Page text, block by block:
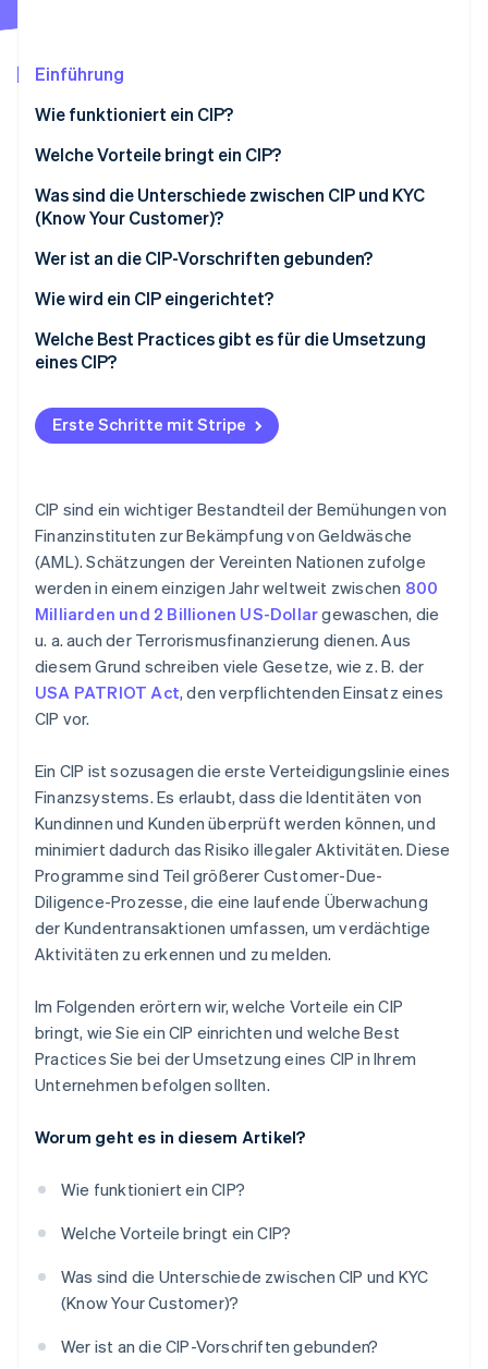
CO₂-Entnahme
Identity
Online-Identitätsprüfung
Stripe-Sessions 2026
Erfahren Sie, wie Stripe Lösungen für die
Jetzt ansehen
Einführung
Wie funktioniert ein CIP?
Welche Vorteile bringt ein CIP?
Was sind die Unterschiede zwischen CIP und KYC
(Know Your Customer)?
Kundenidentifikationsprogramm (CIP)
Know Your Customer (KYC)
Beispiel: CIP und KYC in der Praxis
Wer ist an die CIP-Vorschriften gebunden?
Wie wird ein CIP eingerichtet?
Schriftliche Ausarbeitung der CIP-Grundsätze
Identitätsüberprüfung
Dokumentation und Archivierung
Kontinuierliche Verwaltung des CIP
Welche Best Practices gibt es für die Umsetzung
eines CIP?
Technische Empfehlungen
Operative Empfehlungen
Erste Schritte mit Stripe
CIP sind ein wichtiger Bestandteil der Bemühungen von
Finanzinstituten zur Bekämpfung von Geldwäsche
(AML). Schätzungen der Vereinten Nationen zufolge
werden in einem einzigen Jahr weltweit zwischen 800
Milliarden und 2 Billionen US-Dollargewaschen, die
u. a. auch der Terrorismusfinanzierung dienen. Aus
diesem Grund schreiben viele Gesetze, wie z. B. der
USA PATRIOT Act, den verpflichtenden Einsatz eines
CIP vor.
Ein CIP ist sozusagen die erste Verteidigungslinie eines
Finanzsystems. Es erlaubt, dass die Identitäten von
Kundinnen und Kunden überprüft werden können, und
minimiert dadurch das Risiko illegaler Aktivitäten. Diese
Programme sind Teil größerer Customer-Due-
Diligence-Prozesse, die eine laufende Überwachung
der Kundentransaktionen umfassen, um verdächtige
Aktivitäten zu erkennen und zu melden.
Im Folgenden erörtern wir, welche Vorteile ein CIP
bringt, wie Sie ein CIP einrichten und welche Best
Practices Sie bei der Umsetzung eines CIP in Ihrem
Unternehmen befolgen sollten.
Worum geht es in diesem Artikel?
Wie funktioniert ein CIP?
Welche Vorteile bringt ein CIP?
Was sind die Unterschiede zwischen CIP und KYC
(Know Your Customer)?
Wer ist an die CIP-Vorschriften gebunden?